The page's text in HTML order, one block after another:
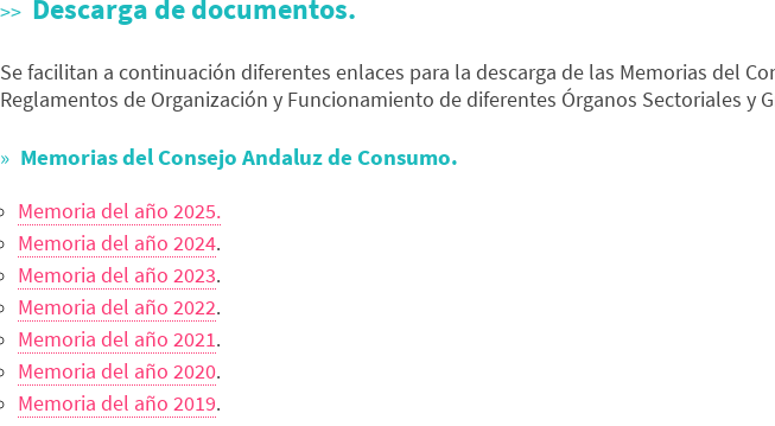
Descarga de documentos.
Se facilitan a continuación diferentes enlaces para la descarga de las Memorias del
Reglamentos de Organización y Funcionamiento de diferentes Órganos Sectoriales y
Memorias del Consejo Andaluz de Consumo.
Memoria del año 2025.
Memoria del año 2024.
Memoria del año 2023.
Memoria del año 2022.
Memoria del año 2021.
Memoria del año 2020.
Memoria del año 2019.